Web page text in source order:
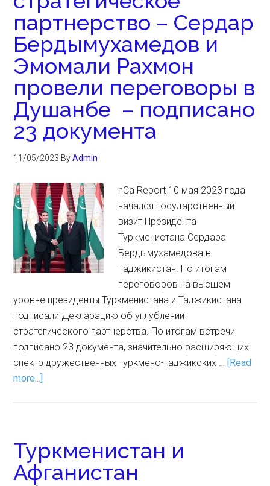
партнерство – Сердар
Бердымухамедов и
Эмомали Рахмон
провели переговоры в
Душанбе – подписано
23 документа
11/05/2023 ByAdmin
nCa Report 10 мая 2023 года
начался государственный
визит Президента
Туркменистана Сердара
Бердымухамедова в
Таджикистан. По итогам
переговоров на высшем
уровне президенты Туркменистана и Таджикистана
подписали Декларацию об углублении
стратегического партнерства. По итогам встречи
подписано 23 документа, значительно расширяющих
спектр дружественных туркмено-таджикских … [Read
more...]
Туркменистан и
Афганистан